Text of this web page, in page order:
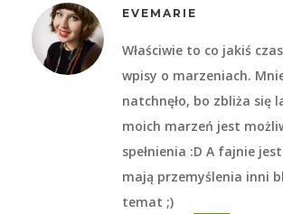
EVEMARIE
Właściwie to co jakiś
wpisy o marzeniach.
natchnęło, bo zbliża się
moich marzeń jest
spełnienia :D A fajnie
mają przemyślenia inni
temat ;)